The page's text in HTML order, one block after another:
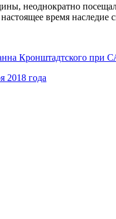
неоднократно
время
Кронштадтского
2018 года